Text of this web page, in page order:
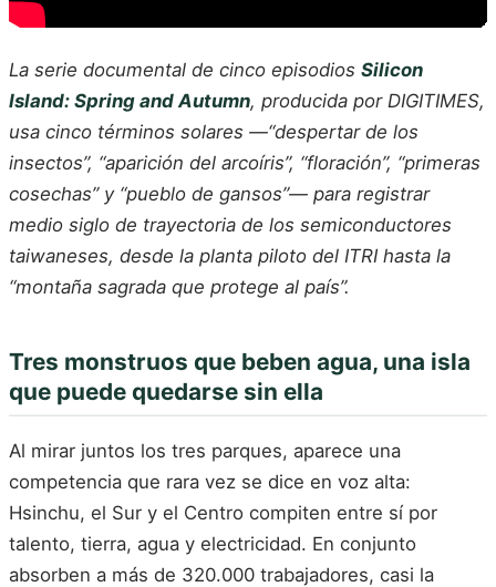
La serie documental de cinco episodios Silicon
Island: Spring and Autumn, producida por DIGITIMES,
usa cinco términos solares —“despertar de los
insectos”, “aparición del arcoíris”, “floración”, “primeras
cosechas” y “pueblo de gansos”— para registrar
medio siglo de trayectoria de los semiconductores
taiwaneses, desde la planta piloto del ITRI hasta la
“montaña sagrada que protege al país”.
Tres monstruos que beben agua, una isla
que puede quedarse sin ella
Al mirar juntos los tres parques, aparece una
competencia que rara vez se dice en voz alta:
Hsinchu, el Sur y el Centro compiten entre sí por
talento, tierra, agua y electricidad. En conjunto
absorben a más de 320.000 trabajadores, casi la